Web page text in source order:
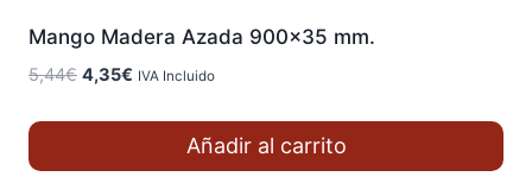
Mango Madera Azada 900×35 mm.
5,44€ El
4,35€ El
IVA Incluido
Añadir al carrito